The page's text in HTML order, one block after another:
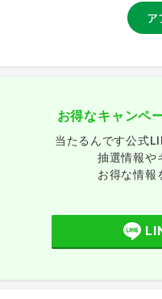
お得なキャンペ
当たるんです公式
抽選情報や
お得な情報